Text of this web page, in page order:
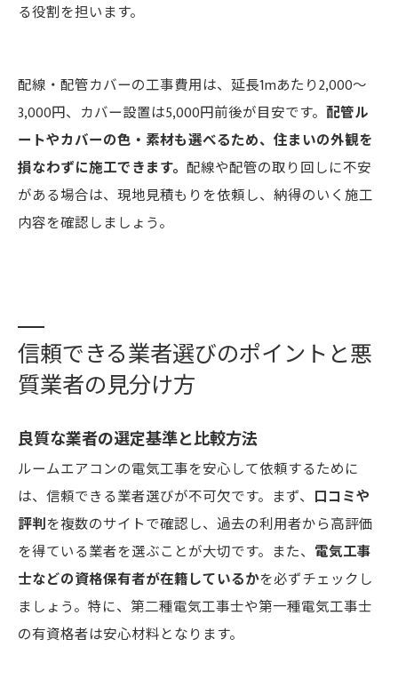
る役割を担います。
配線・配管カバーの工事費用は、延長1mあたり2,000～
3,000円、カバー設置は5,000円前後が目安です。 配管ル
ートやカバーの色・素材も選べるため、住まいの外観を
損なわずに施工できます。 配線や配管の取り回しに不安
がある場合は、現地見積もりを依頼し、納得のいく施工
内容を確認しましょう。
信頼できる業者選びのポイントと悪
質業者の見分け方
良質な業者の選定基準と比較方法
ルームエアコンの電気工事を安心して依頼するために
は、信頼できる業者選びが不可欠です。まず、 口コミや
評判を複数のサイトで確認し、過去の利用者から高評価
を得ている業者を選ぶことが大切です。また、 電気工事
士などの資格保有者が在籍しているかを必ずチェックし
ましょう。特に、第二種電気工事士や第一種電気工事士
の有資格者は安心材料となります。